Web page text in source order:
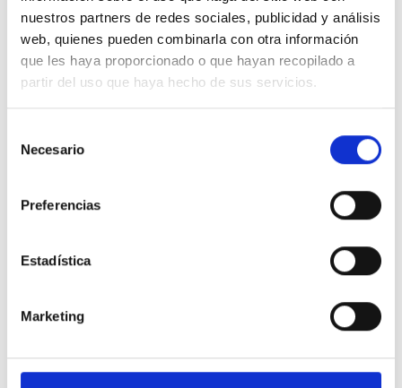
nuestros partners de redes sociales, publicidad y análisis
web, quienes pueden combinarla con otra información
que les haya proporcionado o que hayan recopilado a
partir del uso que haya hecho de sus servicios.
Necesario
Preferencias
Estadística
Marketing
Autor: Kenneth Wapnick
El Grano de Mostaza Ediciones
El poder sanador de la bondad Vol. I
Autor: Kenneth Wapnick
El Grano de Mostaza Ediciones